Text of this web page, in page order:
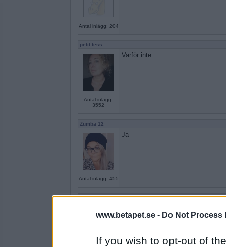
www.betapet.se - Do Not Process
If you wish to opt-out of
Antal inlägg: 204
petit tess
Antal inlägg:
3552
Varför inte
Zumba 12
Antal inlägg: 455
Ja
saadie- Ej medlem längre